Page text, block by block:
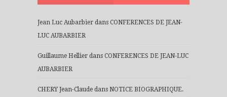
Jean Luc Aubarbier dans CONFERENCES DE JEAN-
LUC AUBARBIER
Guillaume Hellier dans CONFERENCES DE JEAN-LUC
AUBARBIER
CHERY Jean-Claude dans NOTICE BIOGRAPHIQUE.